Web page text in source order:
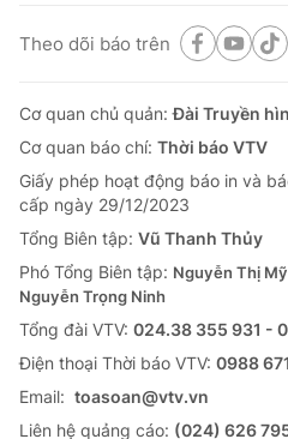
Giải sao mai
Âm nhạc
Du lịch
Làm đẹp
Chất lượng cuộc sống
Tuyển sinh
Học trực tuyến
Công nghệ
Hitech Công nghệ tương lai
Sản phẩm
Thị trường
Tư vấn
Giao lưu trực tuyến
Lịch phát sóng
Chuyên mục khác
Emagazine
Theo dõi báo trên
Cơ quan chủ quản:Đài Truyền
Cơ quan báo chí: Thời báo VTV
Giấy phép hoạt động báo in và
cấp ngày 29/12/2023
Tổng Biên tập: Vũ Thanh Thủy
Phó Tổng Biên tập: Nguyễn Thị
Nguyễn Trọng Ninh
Tổng đài VTV: 024.38 355 931 -
Ðiện thoại Thời báo VTV: 0988
Email: toasoan@vtv.vn
Liên hệ quảng cáo: (024) 626